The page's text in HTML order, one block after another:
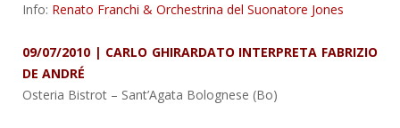
Info: Renato Franchi & Orchestrina del Suonatore Jones
09/07/2010 | CARLO GHIRARDATO INTERPRETA FABRIZIO
DE ANDRÉ
Osteria Bistrot – Sant’Agata Bolognese (Bo)